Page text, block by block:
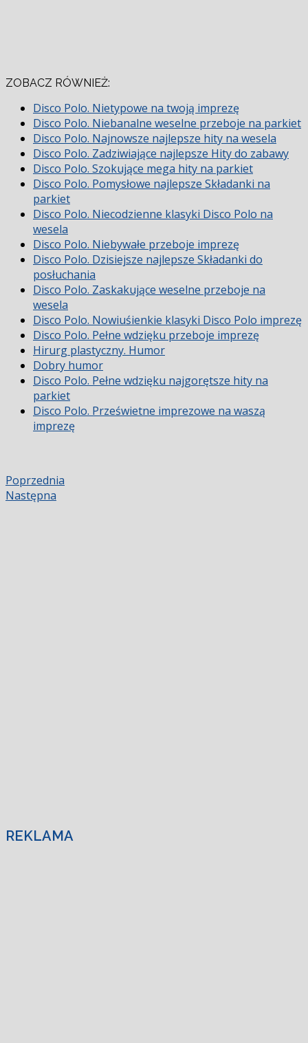
ZOBACZ RÓWNIEŻ:
Disco Polo. Nietypowe na twoją imprezę
Disco Polo. Niebanalne weselne przeboje na parkiet
Disco Polo. Najnowsze najlepsze hity na wesela
Disco Polo. Zadziwiające najlepsze Hity do zabawy
Disco Polo. Szokujące mega hity na parkiet
Disco Polo. Pomysłowe najlepsze Składanki na
parkiet
Disco Polo. Niecodzienne klasyki Disco Polo na
wesela
Disco Polo. Niebywałe przeboje imprezę
Disco Polo. Dzisiejsze najlepsze Składanki do
posłuchania
Disco Polo. Zaskakujące weselne przeboje na
wesela
Disco Polo. Nowiuśienkie klasyki Disco Polo imprezę
Disco Polo. Pełne wdzięku przeboje imprezę
Hirurg plastyczny. Humor
Dobry humor
Disco Polo. Pełne wdzięku najgorętsze hity na
parkiet
Disco Polo. Prześwietne imprezowe na waszą
imprezę
Poprzednia
Następna
REKLAMA